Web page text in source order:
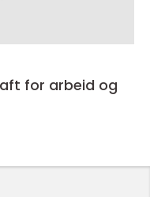
for arbeid og